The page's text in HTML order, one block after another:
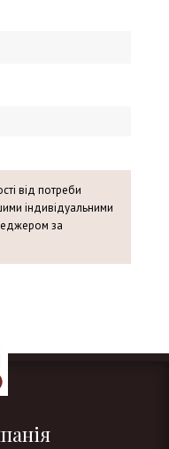
від потреби
індивідуальними
за